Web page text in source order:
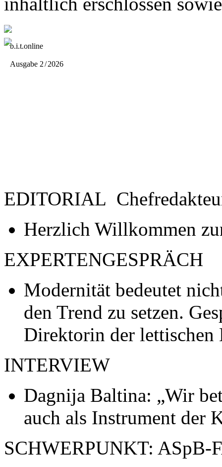
b.i.t.online
Ausgabe 2/2026
EDITORIAL
Herzlich Willkommen
EXPERTENGESPRÄCH
Modernität bedeutet
den Trend zu setzen.
Direktorin der
INTERVIEW
Dagnija Baltina: „Wir
auch als Instrument der
SCHWERPUNKT: ASpB-